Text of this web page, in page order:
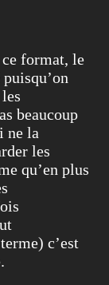
format, le
beaucoup
ne la
les
qu’en plus
c’est